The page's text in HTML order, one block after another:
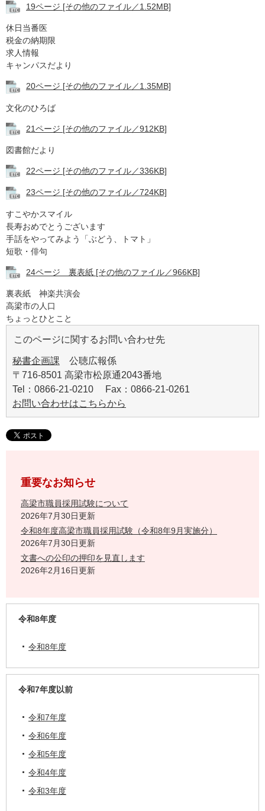
19ページ [その他のファイル／1.52MB]
休日当番医
税金の納期限
求人情報
キャンパスだより
20ページ [その他のファイル／1.35MB]
文化のひろば
21ページ [その他のファイル／912KB]
図書館だより
22ページ [その他のファイル／336KB]
23ページ [その他のファイル／724KB]
すこやかスマイル
長寿おめでとうございます
手話をやってみよう「ぶどう、トマト」
短歌・俳句
24ページ 裏表紙 [その他のファイル／966KB]
裏表紙 神楽共演会
​高梁市の人口
ちょっとひとこと
このページに関するお問い合わせ先
秘書企画課 公聴広報係
〒716-8501 高梁市松原通2043番地
Tel：0866-21-0210 Fax：0866-21-0261
お問い合わせはこちらから
重要なお知らせ
高梁市職員採用試験について
2026年7月30日更新
令和8年度高梁市職員採用試験（令和8年9月実施分）
2026年7月30日更新
文書への公印の押印を見直します
2026年2月16日更新
令和8年度
令和8年度
令和7年度以前
令和7年度
令和6年度
令和5年度
令和4年度
令和3年度